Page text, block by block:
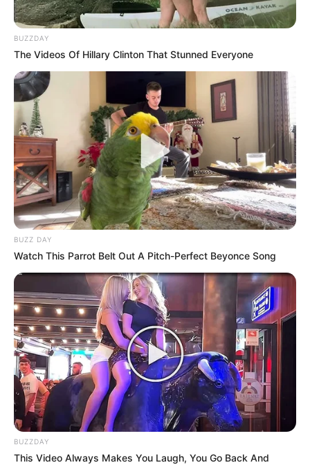
BUZZDAY
The Videos Of Hillary Clinton That Stunned Everyone
BUZZ DAY
Watch This Parrot Belt Out A Pitch-Perfect Beyonce Song
BUZZDAY
This Video Always Makes You Laugh, You Go Back And